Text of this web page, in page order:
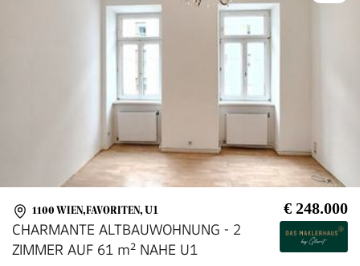
1100 WIEN,FAVORITEN, U1 € 248.000
CHARMANTE ALTBAUWOHNUNG - 2
ZIMMER AUF 61 m² NAHE U1